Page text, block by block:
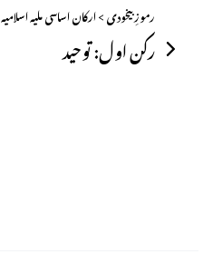
رموزِ بیخودی > ارکان اساسی ملیہ اسلامیہ
رکن اول: توحید